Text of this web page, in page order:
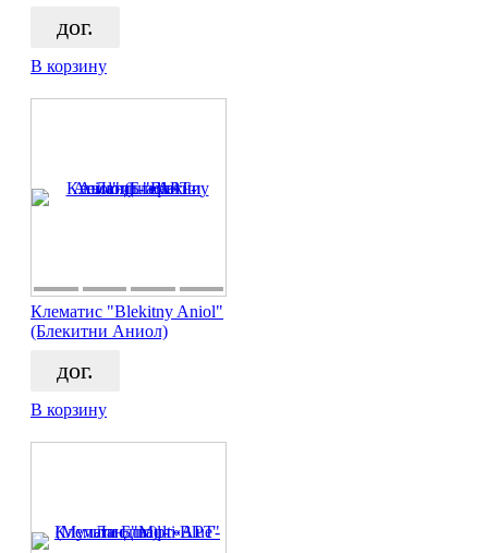
дог.
В корзину
Клематис "Blekitny Aniol"
(Блекитни Аниол)
дог.
В корзину